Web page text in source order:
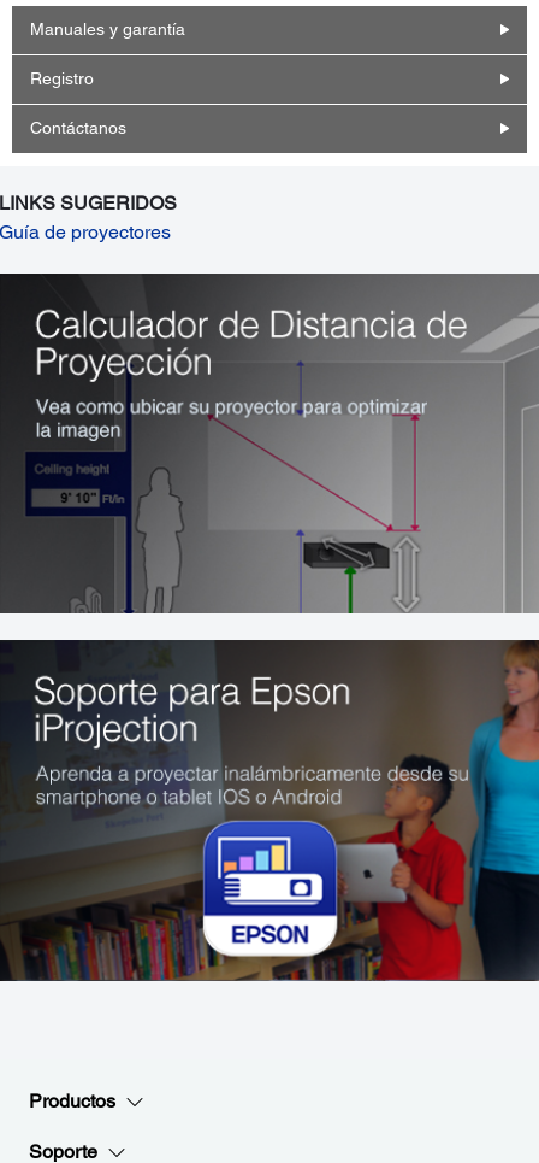
Manuales y garantía
Registro
Contáctanos
LINKS SUGERIDOS
Guía de proyectores
Productos
Soporte